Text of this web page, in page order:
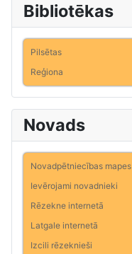
Bibliotēkas
Pilsētas
Reģiona
Novads
Novadpētniecības mapes
Ievērojami novadnieki
Rēzekne internetā
Latgale internetā
Izcili rēzeknieši